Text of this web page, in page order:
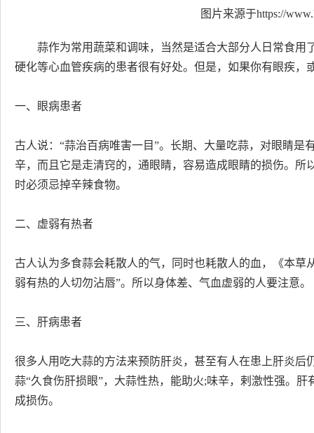
图片来源于https://
蒜作为常用蔬菜和调味，当然是适合大部分人日常食
硬化等心血管疾病的患者很有好处。但是，如果你有眼疾
一、眼病患者
古人说：“蒜治百病唯害一目”。长期、大量吃蒜，对眼睛是
辛，而且它是走清窍的，通眼睛，容易造成眼睛的损伤。
时必须忌掉辛辣食物。
二、虚弱有热者
古人认为多食蒜会耗散人的气，同时也耗散人的血，《本草
弱有热的人切勿沾唇”。所以身体差、气血虚弱的人要注意。
三、肝病患者
很多人用吃大蒜的方法来预防肝炎，甚至有人在患上肝炎
蒜“久食伤肝损眼”，大蒜性热，能助火;味辛，剌激性强。
成损伤。